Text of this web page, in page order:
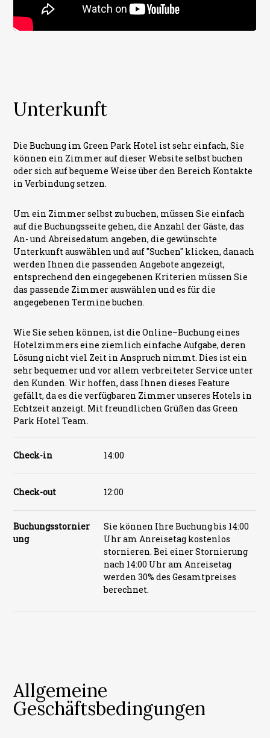
Unterkunft
Die Buchung im Green Park Hotel ist sehr einfach, Sie
können ein Zimmer auf dieser Website selbst buchen
oder sich auf bequeme Weise über den Bereich Kontakte
in Verbindung setzen.
Um ein Zimmer selbst zu buchen, müssen Sie einfach
auf die Buchungsseite gehen, die Anzahl der Gäste, das
An- und Abreisedatum angeben, die gewünschte
Unterkunft auswählen und auf "Suchen" klicken, danach
werden Ihnen die passenden Angebote angezeigt,
entsprechend den eingegebenen Kriterien müssen Sie
das passende Zimmer auswählen und es für die
angegebenen Termine buchen.
Wie Sie sehen können, ist die Online–Buchung eines
Hotelzimmers eine ziemlich einfache Aufgabe, deren
Lösung nicht viel Zeit in Anspruch nimmt. Dies ist ein
sehr bequemer und vor allem verbreiteter Service unter
den Kunden. Wir hoffen, dass Ihnen dieses Feature
gefällt, da es die verfügbaren Zimmer unseres Hotels in
Echtzeit anzeigt. Mit freundlichen Grüßen das Green
Park Hotel Team.
Check-in 14:00
Check-out 12:00
Buchungsstornier
ung
Sie können Ihre Buchung bis 14:00
Uhr am Anreisetag kostenlos
stornieren. Bei einer Stornierung
nach 14:00 Uhr am Anreisetag
werden 30% des Gesamtpreises
berechnet.
Allgemeine
Geschäftsbedingungen